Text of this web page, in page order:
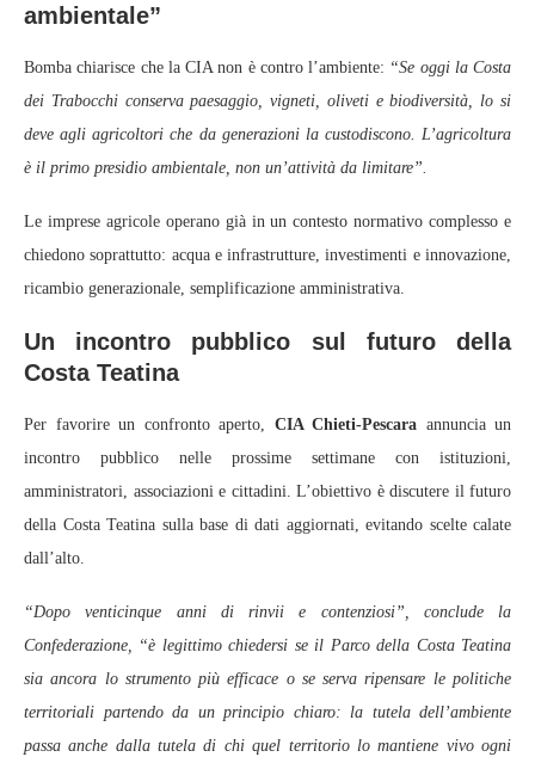
ambientale”
Bomba chiarisce che la CIA non è contro l’ambiente: “Se oggi la Costa
dei Trabocchi conserva paesaggio, vigneti, oliveti e biodiversità, lo si
deve agli agricoltori che da generazioni la custodiscono. L’agricoltura
è il primo presidio ambientale, non un’attività da limitare”.
Le imprese agricole operano già in un contesto normativo complesso e
chiedono soprattutto: acqua e infrastrutture, investimenti e innovazione,
ricambio generazionale, semplificazione amministrativa.
Un incontro pubblico sul futuro della
Costa Teatina
Per favorire un confronto aperto, CIA Chieti‑Pescara annuncia un
incontro pubblico nelle prossime settimane con istituzioni,
amministratori, associazioni e cittadini. L’obiettivo è discutere il futuro
della Costa Teatina sulla base di dati aggiornati, evitando scelte calate
dall’alto.
“Dopo venticinque anni di rinvii e contenziosi”, conclude la
Confederazione, “è legittimo chiedersi se il Parco della Costa Teatina
sia ancora lo strumento più efficace o se serva ripensare le politiche
territoriali partendo da un principio chiaro: la tutela dell’ambiente
passa anche dalla tutela di chi quel territorio lo mantiene vivo ogni